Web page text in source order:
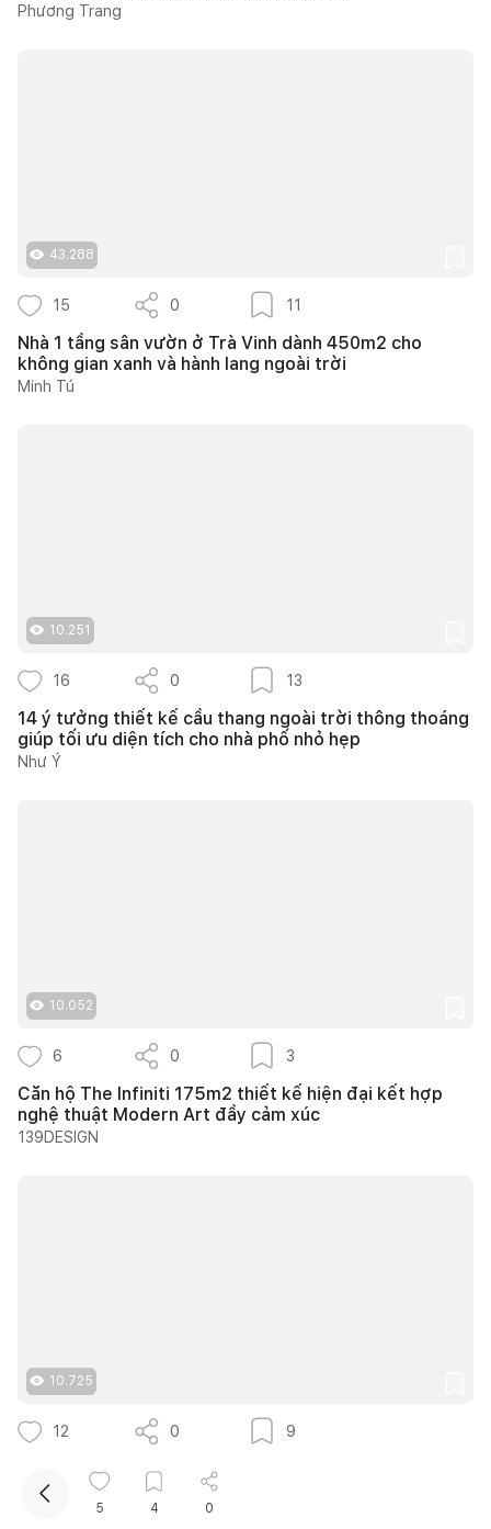
Phương Trang
43.288
15 0 11
Nhà 1 tầng sân vườn ở Trà Vinh dành 450m2 cho
không gian xanh và hành lang ngoài trời
Minh Tú
10.251
16 0 13
14 ý tưởng thiết kế cầu thang ngoài trời thông thoáng
giúp tối ưu diện tích cho nhà phố nhỏ hẹp
Như Ý
10.052
6 0 3
Căn hộ The Infiniti 175m2 thiết kế hiện đại kết hợp
nghệ thuật Modern Art đầy cảm xúc
139DESIGN
10.725
12 0 9
25 ý tưởng lựa chọn cây trồng lối đi sân vườn tạo
bóng mát quanh năm cho nhà phố
Nguyễn Quỳnh Hương
5 4 0